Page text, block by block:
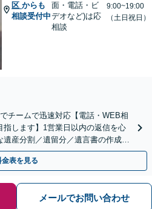
区 からも
相談受付中
面・電話・ビ
デオなど)は応
相談
9:00~19:00
（土日祝日）
チームで迅速対応【電話・WEB相
します】1営業日以内の返信を心
産分割／遺留分／遺言書の作成・
さい」【休日相談あり】
金表を見る
メールでお問い合わせ